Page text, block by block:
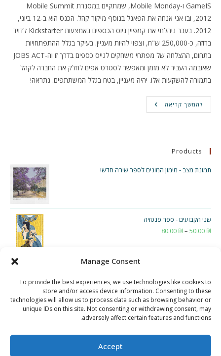
Manage Consent
To provide the best experiences, we use technologies like cookies to
store and/or access device information. Consenting to these
technologies will allow us to process data such as browsing behavior or
unique IDs on this site. Not consenting or withdrawing consent, may
adversely affect certain features and functions.
Accept
GameIS ו-Mobile Monday, שמתקיים במסגרת Mobile Summit
2012, ובו אני אנחה את הפאנל בנוסף מיקור קהל. הכנס הוא ב-12 ביוני,
2012. בעבר ניהלתי את קמפיין גיוס הכספים באמצעות Kickstarter לדויד
ברוזה, כ-250,000 ש"ח, וצפוי להיות מעניין. בעיקר בגלל ההתפתחויות
בתחום, ההצלחה של מפתחי משחקים לגייס כספים בדרך זו וה-JOBS ACT
שאובמה העביר לא מזמן ומאפשר לסטרט אפים לחלק את החברה לקהל
בתמורה להשקעות אלו. יהיה מעניין, בטח בגלל המשתתפים. נתראה!
להמשך קריאה פרומו
חסר
Products
תמונת מצב - מימון המונים לספר שירה חדש!
שני הקבועים - ספר פנטזיה
50.00 ₪
–
80.00 ₪